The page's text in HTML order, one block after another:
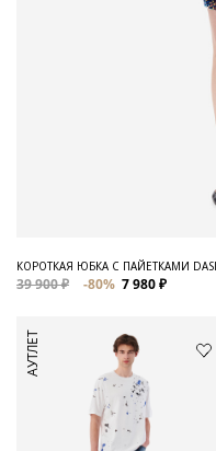
КОРОТКАЯ ЮБКА С ПАЙЕТКАМИ
39 900 ₽ -80% 7 980 ₽
АУТЛЕТ